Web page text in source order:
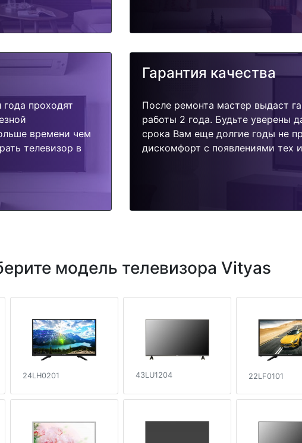
проходят
времени чем
телевизор в
Гарантия качества
После ремонта мастер выдаст
работы 2 года. Будьте уверены
срока Вам еще долгие годы не
дискомфорт с появлениями тех
модель телевизора Vityas
24LH0201 43LU1204 22LF0101